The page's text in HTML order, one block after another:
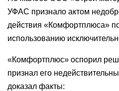
УФАС признало актом
действия «Комфортплюса»
использованию
«Комфортплюс» оспорил
признал его
доказал факты: